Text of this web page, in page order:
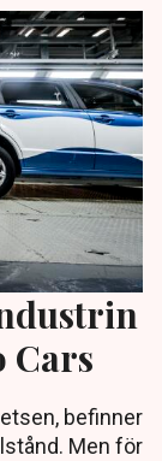
Cars
befinner
Men för